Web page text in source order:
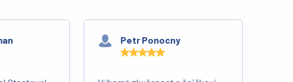
Petr Ponocny